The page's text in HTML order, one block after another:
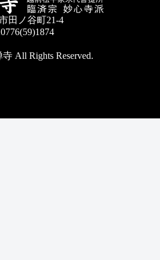
田ノ谷町21-4
All Rights Reserved.